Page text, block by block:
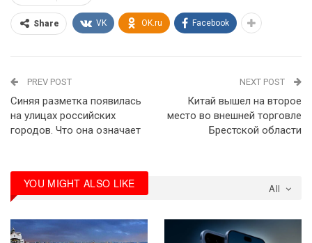
Share VK OK.ru Facebook
PREV POST
Синяя разметка появилась
на улицах российских
городов. Что она означает
NEXT POST
Китай вышел на второе
место во внешней торговле
Брестской области
All
YOU MIGHT ALSO LIKE